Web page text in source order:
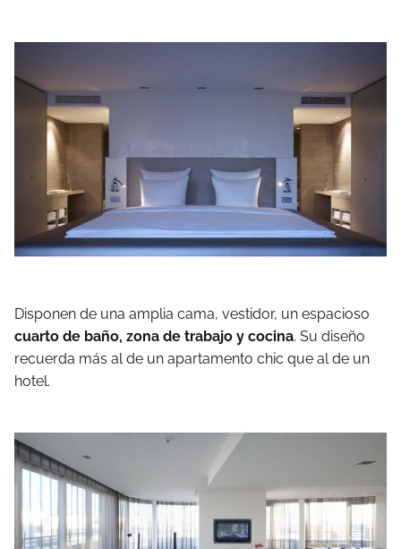
Disponen de una amplia cama, vestidor, un espacioso
cuarto de baño, zona de trabajo y cocina. Su diseño
recuerda más al de un apartamento chic que al de un
hotel.